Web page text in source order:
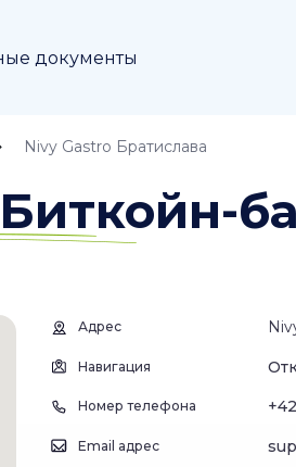
документы
Nivy Gastro Братислава
Адрес
Навигация
Номер телефона
Email адрес